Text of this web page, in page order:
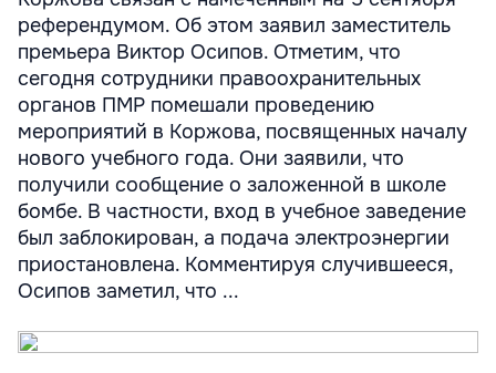
референдумом. Об этом заявил заместитель
премьера Виктор Осипов. Отметим, что
сегодня сотрудники правоохранительных
органов ПМР помешали проведению
мероприятий в Коржова, посвященных началу
нового учебного года. Они заявили, что
получили сообщение о заложенной в школе
бомбе. В частности, вход в учебное заведение
был заблокирован, а подача электроэнергии
приостановлена. Комментируя случившееся,
Осипов заметил, что ...